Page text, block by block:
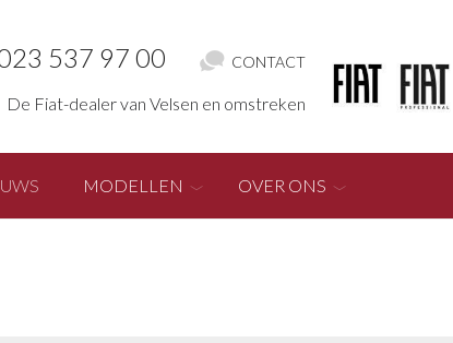
537 97 00 CONTACT
De Fiat-dealer van Velsen en omstreken
MODELLEN OVER ONS